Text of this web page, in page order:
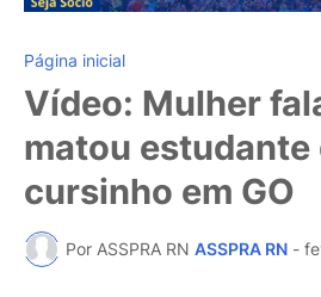
Página inicial
Vídeo: Mulher
matou estudante
cursinho em GO
Por ASSPRA RN ASSPRA RN -